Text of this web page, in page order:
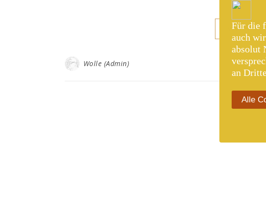
Wolle (Admin)
Für die
auch wir
absolut
an